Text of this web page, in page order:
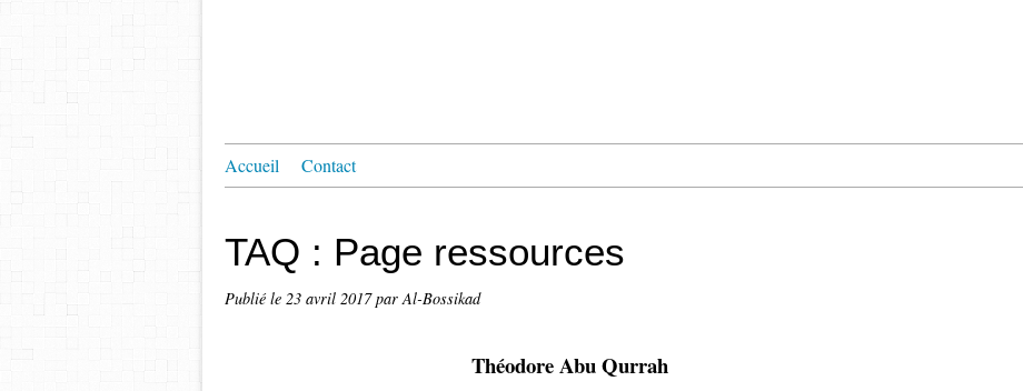
Accueil Contact
TAQ : Page ressources
Publié le 23 avril 2017par Al-Bossikad
Théodore Abu Qurrah